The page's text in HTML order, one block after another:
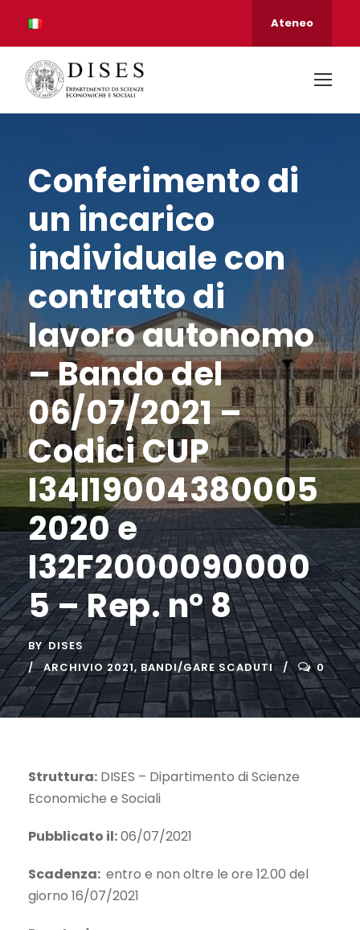
Ateneo
Conferimento di
un incarico
individuale con
contratto di
lavoro autonomo
– Bando del
06/07/2021 –
Codici CUP
I34I19004380005
2020 e
I32F2000090000
5 – Rep. n° 8
BY DISES
ARCHIVIO 2021, BANDI/GARE SCADUTI 0
Struttura: DISES – Dipartimento di Scienze
Economiche e Sociali
Pubblicato il:06/07/2021
Scadenza: entro e non oltre le ore 12.00 del
giorno 16/07/2021